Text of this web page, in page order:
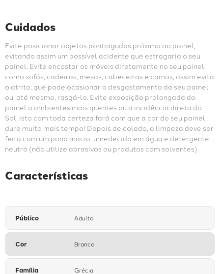
Cuidados
Evite posicionar objetos pontiagudos próximo ao painel,
evitando assim um possível acidente que estragaria o seu
painel. Evite encostar os móveis diretamente no seu painel,
como sofás, cadeiras, mesas, cabeceiras e camas, assim evita
o atrito, que pode ocasionar o desgastamento do seu painel
ou, até mesmo, rasgá-lo. Evite exposição prolongada do
painel a ambientes mais quentes ou a incidência direta do
Sol, isto com toda certeza fará com que a cor do seu painel
dure muito mais tempo! Depois de colado, a limpeza deve ser
feita com um pano macio, umedecido em água e detergente
neutro (não utilize abrasivos ou produtos com solventes).
Características
Público Adulto
Cor Branco
Família Grécia